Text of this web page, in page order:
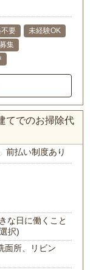
不要
未経験OK
集
てでのお掃除代
前払い制度あり
な日に働くこと
択)
面所、リビン